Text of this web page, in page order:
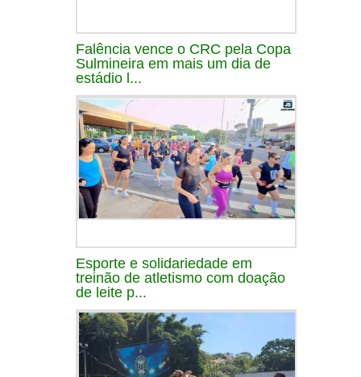
Falência vence o CRC pela Copa
Sulmineira em mais um dia de
estádio l...
Esporte e solidariedade em
treinão de atletismo com doação
de leite p...